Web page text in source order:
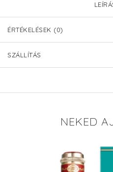
ÉRTÉKELÉSEK (0)
SZÁLLÍTÁS
NEKED